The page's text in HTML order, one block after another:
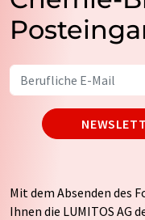
Mit dem Absenden des
Ihnen die LUMITOS AG